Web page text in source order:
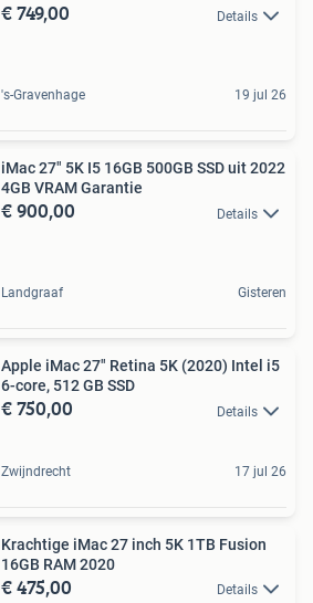
€ 749,00 Details
's-Gravenhage 19 jul 26
iMac 27" 5K I5 16GB 500GB SSD uit 2022
4GB VRAM Garantie
€ 900,00 Details
Landgraaf Gisteren
Apple iMac 27" Retina 5K (2020) Intel i5
6-core, 512 GB SSD
€ 750,00 Details
Zwijndrecht 17 jul 26
Krachtige iMac 27 inch 5K 1TB Fusion
16GB RAM 2020
€ 475,00 Details